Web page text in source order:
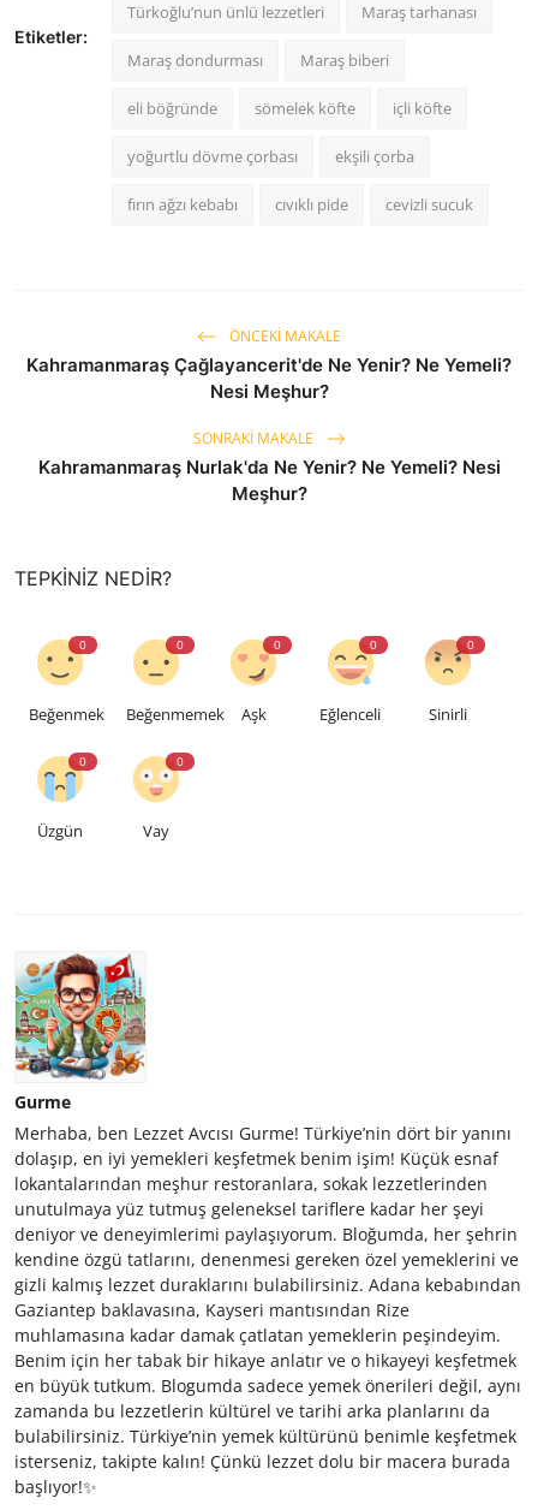
Etiketler:
Türkoğlu’nun ünlü lezzetleri Maraş tarhanası
Maraş dondurması Maraş biberi
eli böğründe sömelek köfte içli köfte
yoğurtlu dövme çorbası ekşili çorba
fırın ağzı kebabı cıvıklı pide cevizli sucuk
ÖNCEKI MAKALE
Kahramanmaraş Çağlayancerit'de Ne Yenir? Ne Yemeli?
Nesi Meşhur?
SONRAKI MAKALE
Kahramanmaraş Nurlak'da Ne Yenir? Ne Yemeli? Nesi
Meşhur?
TEPKINIZ NEDIR?
0
Beğenmek
0
Beğenmemek
0
Aşk
0
Eğlenceli
0
Sinirli
0
Üzgün
0
Vay
Gurme
Merhaba, ben Lezzet Avcısı Gurme! Türkiye’nin dört bir yanını
dolaşıp, en iyi yemekleri keşfetmek benim işim! Küçük esnaf
lokantalarından meşhur restoranlara, sokak lezzetlerinden
unutulmaya yüz tutmuş geleneksel tariflere kadar her şeyi
deniyor ve deneyimlerimi paylaşıyorum. Bloğumda, her şehrin
kendine özgü tatlarını, denenmesi gereken özel yemeklerini ve
gizli kalmış lezzet duraklarını bulabilirsiniz. Adana kebabından
Gaziantep baklavasına, Kayseri mantısından Rize
muhlamasına kadar damak çatlatan yemeklerin peşindeyim.
Benim için her tabak bir hikaye anlatır ve o hikayeyi keşfetmek
en büyük tutkum. Blogumda sadece yemek önerileri değil, aynı
zamanda bu lezzetlerin kültürel ve tarihi arka planlarını da
bulabilirsiniz. Türkiye’nin yemek kültürünü benimle keşfetmek
isterseniz, takipte kalın! Çünkü lezzet dolu bir macera burada
başlıyor!✨